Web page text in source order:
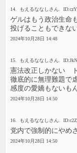
14. もえるななしさん.
ゲルはもう政治生命
投げることもできな
2024年10月28日 14:48
15. もえるななしさん.
憲法改正しかない
徹底的に無理難題で
感度の愛嬌もないも
2024年10月28日 14:50
16. もえるななしさん.
党内で強制的にやめ
2024年10月28日 14:50